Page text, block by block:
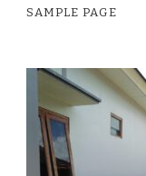
SAMPLE PAGE